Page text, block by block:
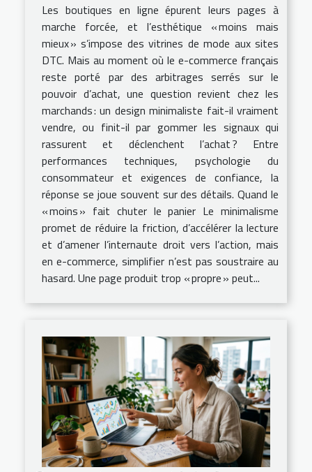
Les boutiques en ligne épurent leurs pages à
marche forcée, et l’esthétique « moins mais
mieux » s’impose des vitrines de mode aux sites
DTC. Mais au moment où le e-commerce français
reste porté par des arbitrages serrés sur le
pouvoir d’achat, une question revient chez les
marchands : un design minimaliste fait-il vraiment
vendre, ou finit-il par gommer les signaux qui
rassurent et déclenchent l’achat ? Entre
performances techniques, psychologie du
consommateur et exigences de confiance, la
réponse se joue souvent sur des détails. Quand le
« moins » fait chuter le panier Le minimalisme
promet de réduire la friction, d’accélérer la lecture
et d’amener l’internaute droit vers l’action, mais
en e-commerce, simplifier n’est pas soustraire au
hasard. Une page produit trop « propre » peut...